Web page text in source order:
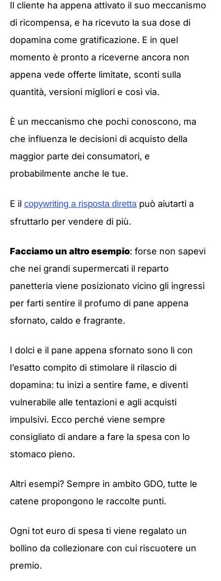
Il cliente ha appena attivato il suo meccanismo
di ricompensa, e ha ricevuto la sua dose di
dopamina come gratificazione. E in quel
momento è pronto a riceverne ancora non
appena vede offerte limitate, sconti sulla
quantità, versioni migliori e così via.
È un meccanismo che pochi conoscono, ma
che influenza le decisioni di acquisto della
maggior parte dei consumatori, e
probabilmente anche le tue.
E il copywriting a risposta diretta può aiutarti a
sfruttarlo per vendere di più.
Facciamo un altro esempio: forse non sapevi
che nei grandi supermercati il reparto
panetteria viene posizionato vicino gli ingressi
per farti sentire il profumo di pane appena
sfornato, caldo e fragrante.
I dolci e il pane appena sfornato sono lì con
l’esatto compito di stimolare il rilascio di
dopamina: tu inizi a sentire fame, e diventi
vulnerabile alle tentazioni e agli acquisti
impulsivi. Ecco perché viene sempre
consigliato di andare a fare la spesa con lo
stomaco pieno.
Altri esempi? Sempre in ambito GDO, tutte le
catene propongono le raccolte punti.
Ogni tot euro di spesa ti viene regalato un
bollino da collezionare con cui riscuotere un
premio.